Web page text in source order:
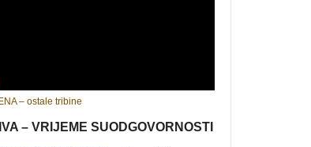
– ostale tribine
– VRIJEME SUODGOVORNOSTI